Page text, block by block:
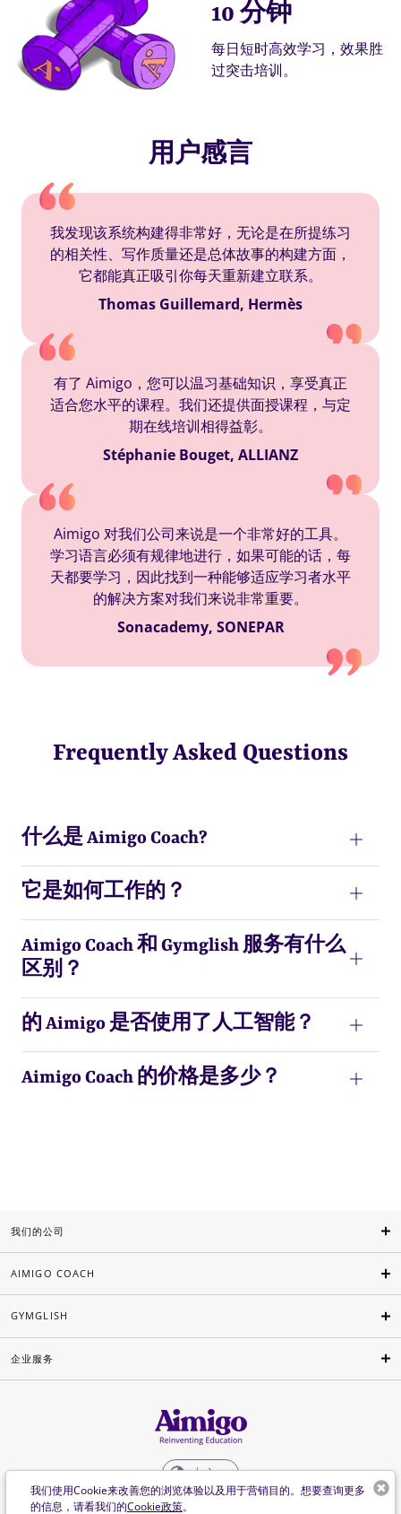
10 分钟
每日短时高效学习，效果胜
过突击培训。
用户感言
我发现该系统构建得非常好，无论是在所提练习
的相关性、写作质量还是总体故事的构建方面，
它都能真正吸引你每天重新建立联系。
Thomas Guillemard, Hermès
有了 Aimigo，您可以温习基础知识，享受真正
适合您水平的课程。我们还提供面授课程，与定
期在线培训相得益彰。
Stéphanie Bouget, ALLIANZ
Aimigo 对我们公司来说是一个非常好的工具。
学习语言必须有规律地进行，如果可能的话，每
天都要学习，因此找到一种能够适应学习者水平
的解决方案对我们来说非常重要。
Sonacademy, SONEPAR
Frequently Asked Questions
什么是 Aimigo Coach?
它是如何工作的？
Aimigo Coach 和 Gymglish 服务有什么
区别？
的 Aimigo 是否使用了人工智能？
Aimigo Coach 的价格是多少？
我们使用Cookie来改善您的浏览体验以及用于营销目的。想要查询更多
的信息，请看我们的Cookie政策。
我们的公司
AIMIGO COACH
GYMGLISH
企业服务
中文